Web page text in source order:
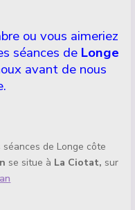
ou vous aimeriez
séances de Longe
avant de nous
de Longe côte
se situe à La Ciotat, sur